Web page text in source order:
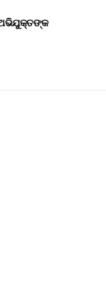
ଅଭିଯୁକ୍ତଙ୍କ